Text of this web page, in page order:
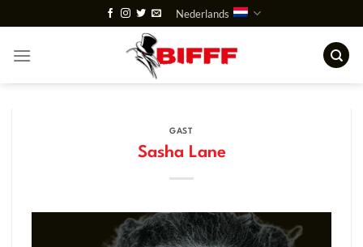
naar
inhoud
Nederlands
GAST
Sasha Lane